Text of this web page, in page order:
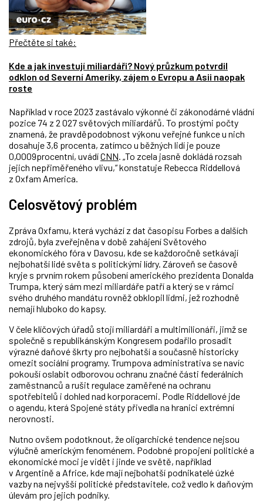
Přečtěte si také:
Kde a jak investují miliardáři? Nový průzkum potvrdil
odklon od Severní Ameriky, zájem o Evropu a Asii naopak
roste
Například v roce 2023 zastávalo výkonné či zákonodárné vládní
pozice 74 z 2 027 světových miliardářů. To prostými počty
znamená, že pravděpodobnost výkonu veřejné funkce u nich
dosahuje 3,6 procenta, zatímco u běžných lidí je pouze
0,0009procentní, uvádíCNN. „To zcela jasně dokládá rozsah
jejich nepřiměřeného vlivu,“ konstatuje Rebecca Riddellová
z Oxfam America.
Celosvětový problém
Zpráva Oxfamu, která vychází z dat časopisu Forbes a dalších
zdrojů, byla zveřejněna v době zahájení Světového
ekonomického fóra v Davosu, kde se každoročně setkávají
nejbohatší lidé světa s politickými lídry. Zároveň se časově
kryje s prvním rokem působení amerického prezidenta Donalda
Trumpa, který sám mezi miliardáře patří a který se v rámci
svého druhého mandátu rovněž obklopil lidmi, jež rozhodně
nemají hluboko do kapsy.
V čele klíčových úřadů stojí miliardáři a multimilionáři, jimž se
společně s republikánským Kongresem podařilo prosadit
výrazné daňové škrty pro nejbohatší a současně historicky
omezit sociální programy. Trumpova administrativa se navíc
pokouší oslabit odborovou ochranu značné části federálních
zaměstnanců a rušit regulace zaměřené na ochranu
spotřebitelů i dohled nad korporacemi. Podle Riddellové jde
o agendu, která Spojené státy přivedla na hranici extrémní
nerovnosti.
Nutno ovšem podotknout, že oligarchické tendence nejsou
výlučně americkým fenoménem. Podobné propojení politické a
ekonomické moci je vidět i jinde ve světě, například
v Argentině a Africe, kde mají nejbohatší podnikatelé úzké
vazby na nejvyšší politické představitele, což vedlo k daňovým
úlevám pro jejich podniky.